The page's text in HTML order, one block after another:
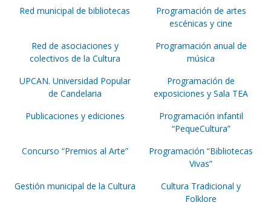
Red municipal de bibliotecas
Programación de artes
escénicas y cine
Red de asociaciones y
colectivos de la Cultura
Programación anual de
música
UPCAN. Universidad Popular
de Candelaria
Programación de
exposiciones y Sala TEA
Publicaciones y ediciones
Programación infantil
“PequeCultura”
Concurso “Premios al Arte”
Programación “Bibliotecas
Vivas”
Gestión municipal de la Cultura
Cultura Tradicional y
Folklore